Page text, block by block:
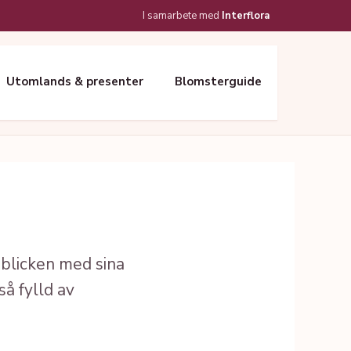
I samarbete med Interflora
Utomlands & presenter Blomsterguide
med sina
fylld av